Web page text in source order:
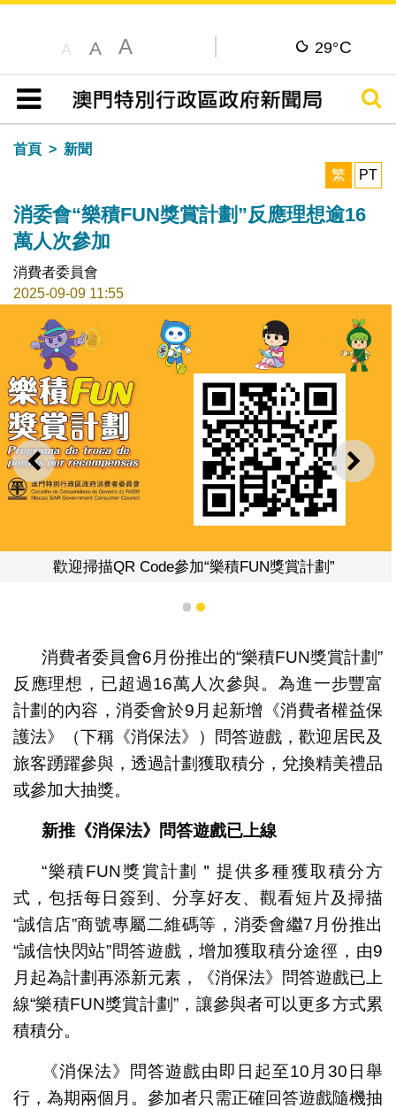
A A A 29°C
目錄
搜尋
首頁
新聞
繁
PT
消委會“樂積FUN獎賞計劃”反應理想逾16
萬人次參加
消費者委員會
2025-09-09 11:55
上一則 下一
歡迎掃描QR Code參加“樂積FUN獎賞計劃”
1 2
消費者委員會6月份推出的“樂積FUN獎賞計劃”
反應理想，已超過16萬人次參與。為進一步豐富
計劃的內容，消委會於9月起新增《消費者權益保
護法》（下稱《消保法》）問答遊戲，歡迎居民及
旅客踴躍參與，透過計劃獲取積分，兌換精美禮品
或參加大抽獎。
新推《消保法》問答遊戲已上線
“樂積FUN獎賞計劃＂提供多種獲取積分方
式，包括每日簽到、分享好友、觀看短片及掃描
“誠信店”商號專屬二維碼等，消委會繼7月份推出
“誠信快閃站”問答遊戲，增加獲取積分途徑，由9
月起為計劃再添新元素，《消保法》問答遊戲已上
線“樂積FUN獎賞計劃”，讓參與者可以更多方式累
積積分。
《消保法》問答遊戲由即日起至10月30日舉
行，為期兩個月。參加者只需正確回答遊戲隨機抽